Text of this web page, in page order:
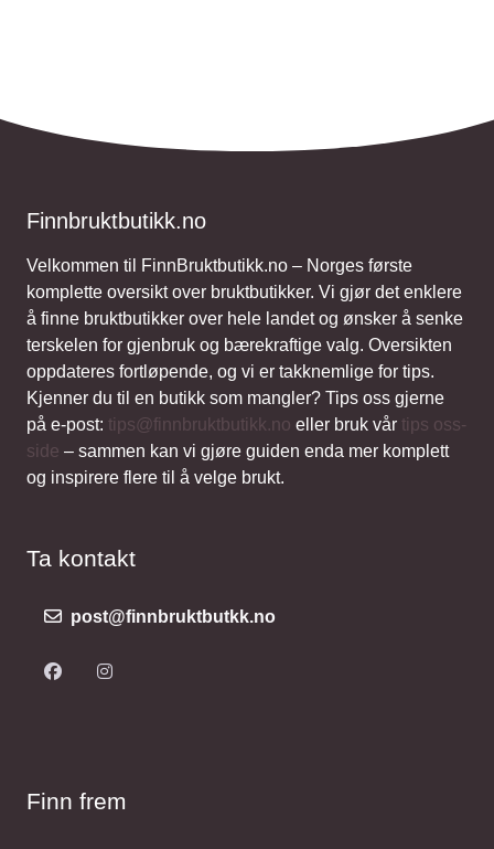
Finnbruktbutikk.no
Velkommen til FinnBruktbutikk.no – Norges første
komplette oversikt over bruktbutikker. Vi gjør det enklere
å finne bruktbutikker over hele landet og ønsker å senke
terskelen for gjenbruk og bærekraftige valg. Oversikten
oppdateres fortløpende, og vi er takknemlige for tips.
Kjenner du til en butikk som mangler? Tips oss gjerne
på e-post: tips@finnbruktbutikk.no eller bruk vår tips oss-
side – sammen kan vi gjøre guiden enda mer komplett
og inspirere flere til å velge brukt.
Ta kontakt
post@finnbruktbutkk.no
Finn frem